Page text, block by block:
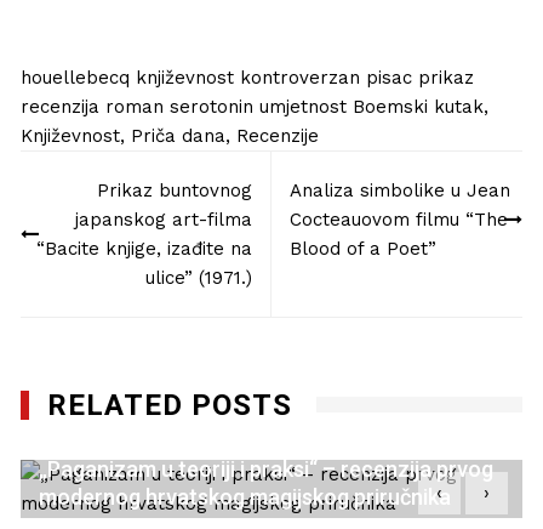
houellebecq književnost kontroverzan pisac prikaz
recenzija roman serotonin umjetnost Boemski kutak,
Književnost, Priča dana, Recenzije
objavaPrikaz buntovnog
japanskog art-filma
“Bacite knjige, izađite na
ulice” (1971.)
Analiza simbolike u Jean
Cocteauovom filmu “The
Blood of a Poet”
RELATED POSTS
„Paganizam u teoriji i praksi“ – recenzija prvog
modernog hrvatskog magijskog priručnika
‹ ›